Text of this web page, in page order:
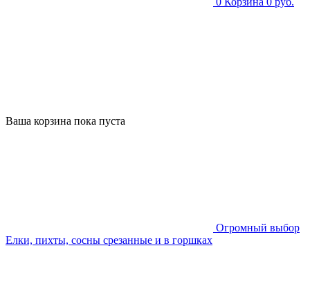
Ваша корзина пока пуста
Огромный выбор
Елки, пихты, сосны срезанные и в горшках